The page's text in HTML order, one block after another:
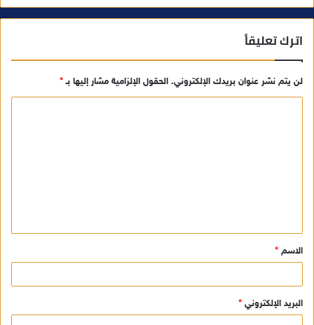
اترك تعليقاً
لن يتم نشر عنوان بريدك الإلكتروني. الحقول الإلزامية مشار إليها بـ*
ق
*
الاسم *
البريد الإلكتروني *